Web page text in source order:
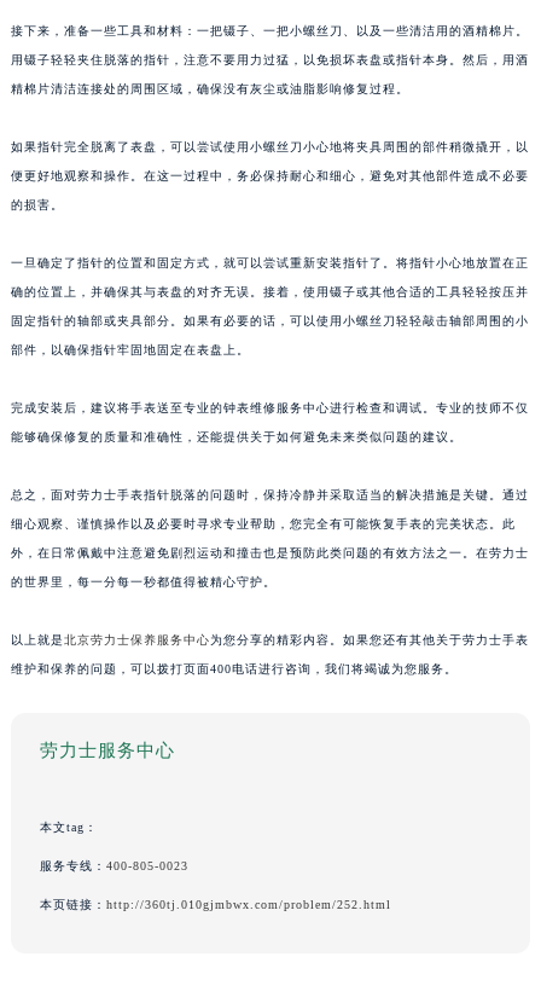
接下来，准备一些工具和材料：一把镊子、一把小螺丝刀、以及一些清洁用的酒精棉片。
用镊子轻轻夹住脱落的指针，注意不要用力过猛，以免损坏表盘或指针本身。然后，用酒
精棉片清洁连接处的周围区域，确保没有灰尘或油脂影响修复过程。
如果指针完全脱离了表盘，可以尝试使用小螺丝刀小心地将夹具周围的部件稍微撬开，以
便更好地观察和操作。在这一过程中，务必保持耐心和细心，避免对其他部件造成不必要
的损害。
一旦确定了指针的位置和固定方式，就可以尝试重新安装指针了。将指针小心地放置在正
确的位置上，并确保其与表盘的对齐无误。接着，使用镊子或其他合适的工具轻轻按压并
固定指针的轴部或夹具部分。如果有必要的话，可以使用小螺丝刀轻轻敲击轴部周围的小
部件，以确保指针牢固地固定在表盘上。
完成安装后，建议将手表送至专业的钟表维修服务中心进行检查和调试。专业的技师不仅
能够确保修复的质量和准确性，还能提供关于如何避免未来类似问题的建议。
总之，面对劳力士手表指针脱落的问题时，保持冷静并采取适当的解决措施是关键。通过
细心观察、谨慎操作以及必要时寻求专业帮助，您完全有可能恢复手表的完美状态。此
外，在日常佩戴中注意避免剧烈运动和撞击也是预防此类问题的有效方法之一。在劳力士
的世界里，每一分每一秒都值得被精心守护。
以上就是北京劳力士保养服务中心为您分享的精彩内容。如果您还有其他关于劳力士手表
维护和保养的问题，可以拨打页面400电话进行咨询，我们将竭诚为您服务。
劳力士服务中心
本文tag：
服务专线： 400-805-0023
本页链接： http://360tj.010gjmbwx.com/problem/252.html